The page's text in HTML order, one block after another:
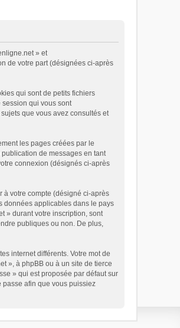
» et
de votre part (désignées ci-après
qui sont de petits fichiers
qui vous sont
que vous avez consultés et
les pages créées par le
de messages en tant
connexion (désignés ci-après
à votre compte (désigné ci-après
données applicables dans le pays
» durant votre inscription, sont
publiques ou non. De plus,
internet différents. Votre mot de
», à phpBB ou à un site de tierce
» qui est proposée par défaut sur
passe afin que vous puissiez